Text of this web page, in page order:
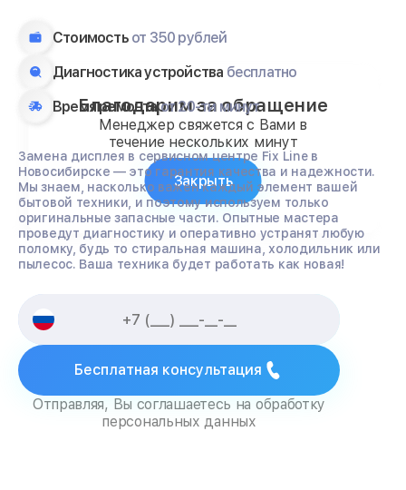
Стоимость от 350 рублей
Диагностика устройства бесплатно
Время ремонтаот 20-ти минут
Замена дисплея в сервисном центре Fix Line в
Новосибирске — это гарантия качества и надежности.
Мы знаем, насколько важен каждый элемент вашей
бытовой техники, и поэтому используем только
оригинальные запасные части. Опытные мастера
проведут диагностику и оперативно устранят любую
поломку, будь то стиральная машина, холодильник или
пылесос. Ваша техника будет работать как новая!
Бесплатная консультация
Отправляя, Вы соглашаетесь на обработку
персональных данных
Благодарим за обращение
Менеджер свяжется с Вами в
течение нескольких минут
Закрыть